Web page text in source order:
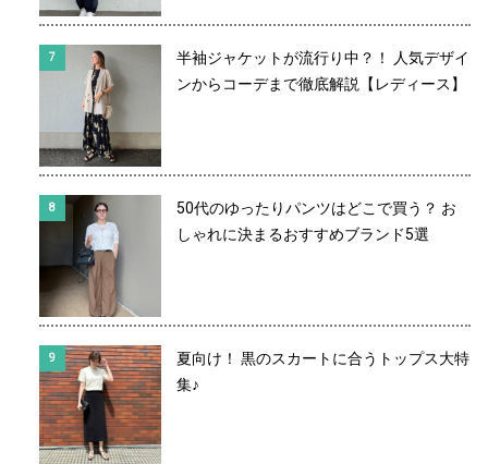
半袖ジャケットが流行り中？！ 人気デザイ
ンからコーデまで徹底解説【レディース】
50代のゆったりパンツはどこで買う？ お
しゃれに決まるおすすめブランド5選
夏向け！ 黒のスカートに合うトップス大特
集♪